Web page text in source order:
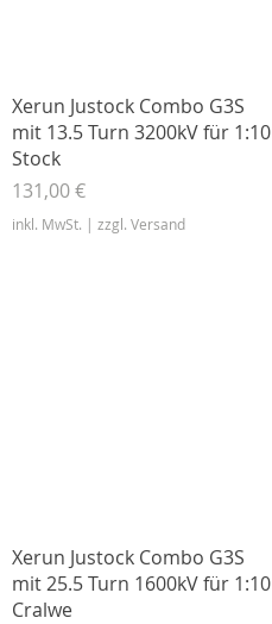
Schnellansicht
Xerun Justock Combo G3S
mit 13.5 Turn 3200kV für 1:10
Stock
Preis
131,00 €
inkl. MwSt. | zzgl. Versand
Schnellansicht
Xerun Justock Combo G3S
mit 25.5 Turn 1600kV für 1:10
Cralwe